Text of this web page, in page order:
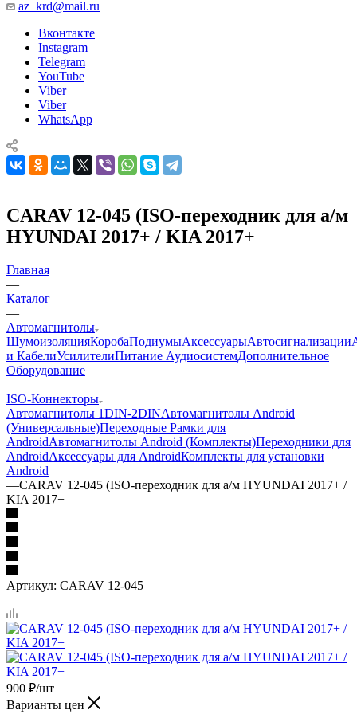
az_krd@mail.ru
Вконтакте
Instagram
Telegram
YouTube
Viber
Viber
WhatsApp
CARAV 12-045 (ISO-переходник для а/м
HYUNDAI 2017+ / KIA 2017+
Главная
—
Каталог
—
Автомагнитолы
ШумоизоляцияКоробаПодиумыАксессуарыАвтосигнализации
и КабелиУсилителиПитание АудиосистемДополнительное
Оборудование
—
ISO-Коннекторы
Автомагнитолы 1DIN-2DINАвтомагнитолы Android
(Универсальные)Переходные Рамки для
AndroidАвтомагнитолы Android (Комплекты)Переходники для
AndroidАксессуары для AndroidКомплекты для установки
Android
—CARAV 12-045 (ISO-переходник для а/м HYUNDAI 2017+ /
KIA 2017+
Артикул: CARAV 12-045
900 ₽/шт
Варианты цен